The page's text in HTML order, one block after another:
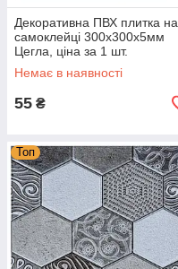
Декоративна ПВХ плитка на
самоклейці 300х300х5мм
Цегла, ціна за 1 шт.
(СПП-501) SW-00000665
Немає в наявності
55 ₴
Топ